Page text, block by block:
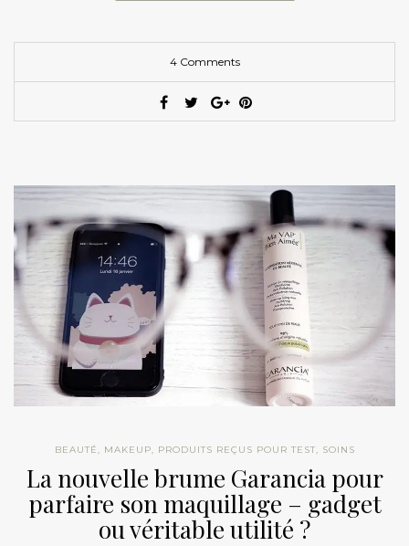
4 Comments
BEAUTÉ, MAKEUP, PRODUITS REÇUS POUR TEST, SOINS
La nouvelle brume Garancia pour
parfaire son maquillage – gadget
ou véritable utilité ?